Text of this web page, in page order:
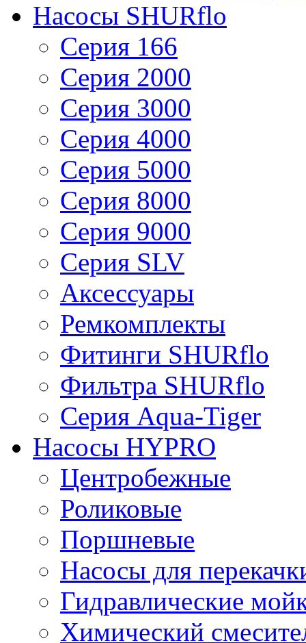
Насосы SHURflo
Серия 166
Серия 2000
Серия 3000
Серия 4000
Серия 5000
Серия 8000
Серия 9000
Серия SLV
Аксессуары
Ремкомплекты
Фитинги SHURflo
Фильтра SHURflo
Серия Aqua-Tiger
Насосы HYPRO
Центробежные
Роликовые
Поршневые
Насосы для
Гидравлические
Химический